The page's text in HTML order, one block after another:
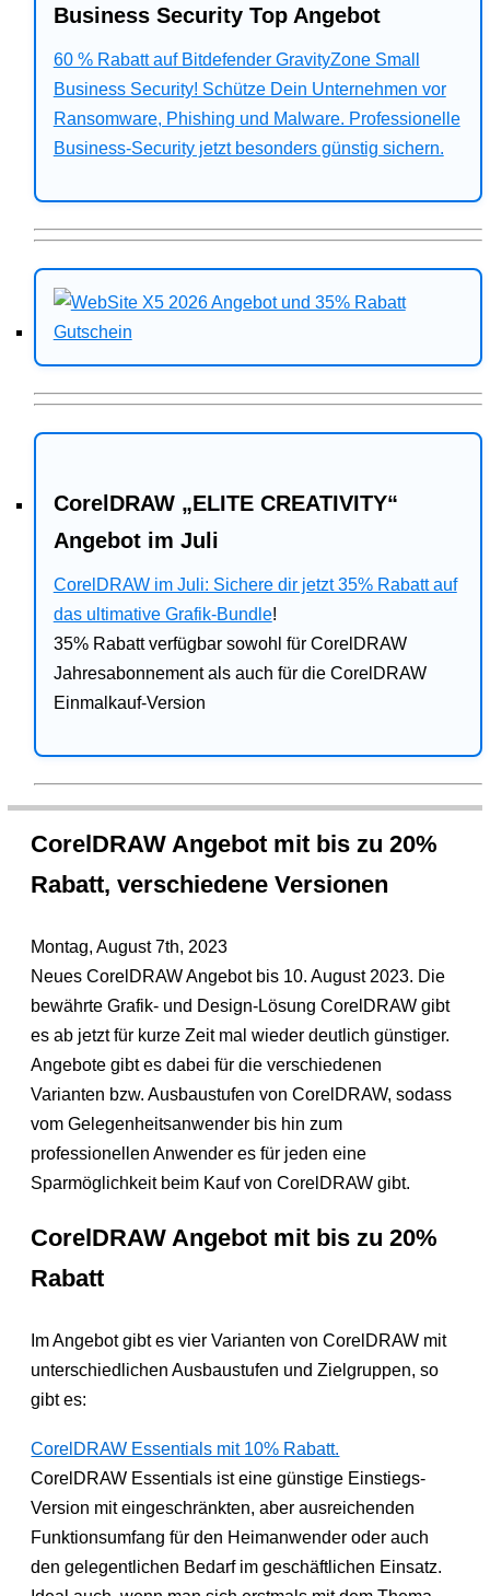
Business Security Top Angebot
60 % Rabatt auf Bitdefender GravityZone Small
Business Security! Schütze Dein Unternehmen vor
Ransomware, Phishing und Malware. Professionelle
Business-Security jetzt besonders günstig sichern.
CorelDRAW „ELITE CREATIVITY“
Angebot im Juli
CorelDRAW im Juli: Sichere dir jetzt 35% Rabatt auf
das ultimative Grafik-Bundle!
35% Rabatt verfügbar sowohl für CorelDRAW
Jahresabonnement als auch für die CorelDRAW
Einmalkauf-Version
CorelDRAW Angebot mit bis zu 20%
Rabatt, verschiedene Versionen
Montag, August 7th, 2023
Neues CorelDRAW Angebot bis 10. August 2023. Die
bewährte Grafik- und Design-Lösung CorelDRAW gibt
es ab jetzt für kurze Zeit mal wieder deutlich günstiger.
Angebote gibt es dabei für die verschiedenen
Varianten bzw. Ausbaustufen von CorelDRAW, sodass
vom Gelegenheitsanwender bis hin zum
professionellen Anwender es für jeden eine
Sparmöglichkeit beim Kauf von CorelDRAW gibt.
CorelDRAW Angebot mit bis zu 20%
Rabatt
Im Angebot gibt es vier Varianten von CorelDRAW mit
unterschiedlichen Ausbaustufen und Zielgruppen, so
gibt es:
CorelDRAW Essentials mit 10% Rabatt.
CorelDRAW Essentials ist eine günstige Einstiegs-
Version mit eingeschränkten, aber ausreichenden
Funktionsumfang für den Heimanwender oder auch
den gelegentlichen Bedarf im geschäftlichen Einsatz.